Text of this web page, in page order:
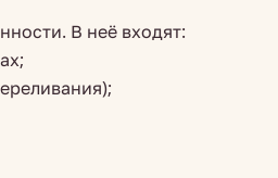
В неё входят: